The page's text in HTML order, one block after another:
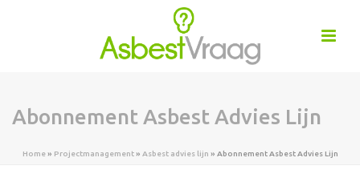
Abonnement Asbest Advies Lijn
Home» Projectmanagement» Asbest advies lijn » Abonnement Asbest Advies Lijn